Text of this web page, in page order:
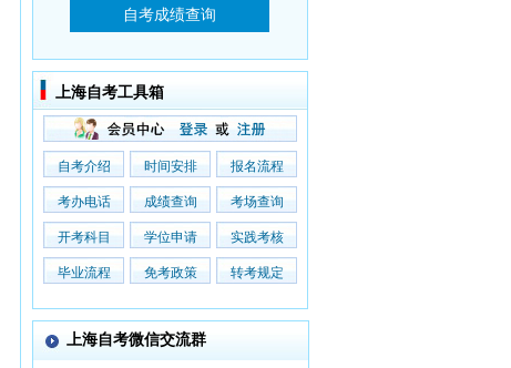
上海自考工具箱
自考介绍 时间安排 报名流程
考办电话 成绩查询 考场查询
开考科目 学位申请 实践考核
毕业流程 免考政策 转考规定
上海自考微信交流群